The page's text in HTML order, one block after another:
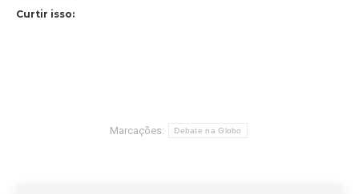
Curtir isso:
Marcações: Debate na Globo